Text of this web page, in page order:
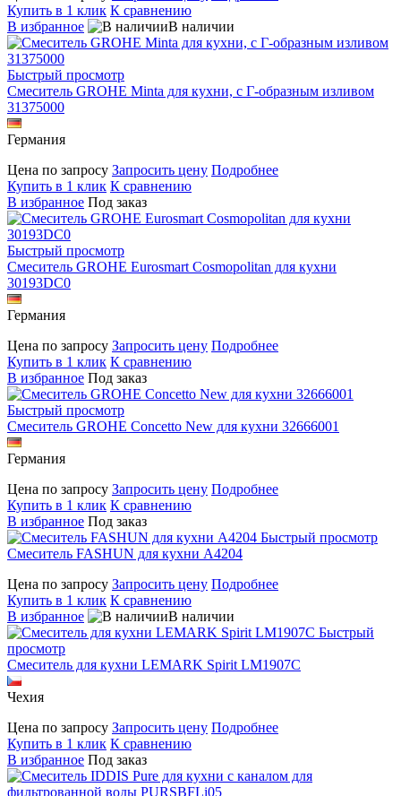
Купить в 1 клик К сравнению
В избранное
В наличии
Быстрый просмотр
Смеситель GROHE Minta для кухни, с Г-образным изливом
31375000
Германия
Цена по запросу Запросить цену Подробнее
Купить в 1 клик К сравнению
В избранное Под заказ
Быстрый просмотр
Смеситель GROHE Eurosmart Cosmopolitan для кухни
30193DC0
Германия
Цена по запросу Запросить цену Подробнее
Купить в 1 клик К сравнению
В избранное Под заказ
Быстрый просмотр
Смеситель GROHE Concetto New для кухни 32666001
Германия
Цена по запросу Запросить цену Подробнее
Купить в 1 клик К сравнению
В избранное Под заказ
Быстрый просмотр
Смеситель FASHUN для кухни A4204
Цена по запросу Запросить цену Подробнее
Купить в 1 клик К сравнению
В избранное
В наличии
Быстрый
просмотр
Смеситель для кухни LEMARK Spirit LM1907C
Чехия
Цена по запросу Запросить цену Подробнее
Купить в 1 клик К сравнению
В избранное Под заказ